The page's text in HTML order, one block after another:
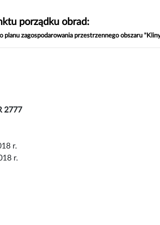
porządku obrad:
planu zagospodarowania przestrzennego obszaru
2777
r.
r.